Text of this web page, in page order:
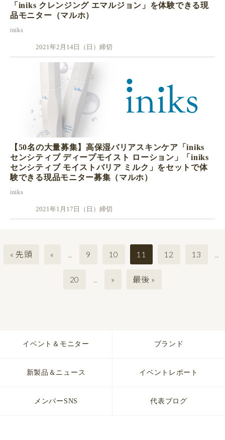
「iniks クレンジング エマルジョン」を体験できる現
品モニター（マルホ）
iniks
2021年2月14日（日）締切
【50名の大量募集】高保湿バリアスキンケア「iniks
センシティブ ディープモイスト ローション」「iniks
センシティブ モイストバリア ミルク」をセットで体
験できる現品モニター募集（マルホ）
iniks
2021年1月17日（日）締切
« 先頭 « ... 9 10 11 12 13 ...
20 ... » 最後 »
イベント＆モニター ブランド
新製品＆ニュース イベントレポート
メンバーSNS 代表ブログ